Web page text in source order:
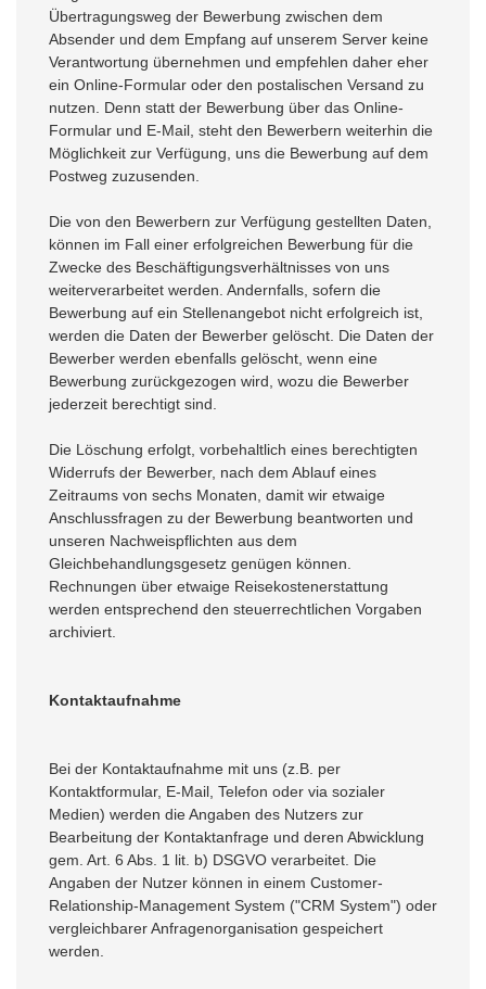
Übertragungsweg der Bewerbung zwischen dem
Absender und dem Empfang auf unserem Server keine
Verantwortung übernehmen und empfehlen daher eher
ein Online-Formular oder den postalischen Versand zu
nutzen. Denn statt der Bewerbung über das Online-
Formular und E-Mail, steht den Bewerbern weiterhin die
Möglichkeit zur Verfügung, uns die Bewerbung auf dem
Postweg zuzusenden.
Die von den Bewerbern zur Verfügung gestellten Daten,
können im Fall einer erfolgreichen Bewerbung für die
Zwecke des Beschäftigungsverhältnisses von uns
weiterverarbeitet werden. Andernfalls, sofern die
Bewerbung auf ein Stellenangebot nicht erfolgreich ist,
werden die Daten der Bewerber gelöscht. Die Daten der
Bewerber werden ebenfalls gelöscht, wenn eine
Bewerbung zurückgezogen wird, wozu die Bewerber
jederzeit berechtigt sind.
Die Löschung erfolgt, vorbehaltlich eines berechtigten
Widerrufs der Bewerber, nach dem Ablauf eines
Zeitraums von sechs Monaten, damit wir etwaige
Anschlussfragen zu der Bewerbung beantworten und
unseren Nachweispflichten aus dem
Gleichbehandlungsgesetz genügen können.
Rechnungen über etwaige Reisekostenerstattung
werden entsprechend den steuerrechtlichen Vorgaben
archiviert.
Kontaktaufnahme
Bei der Kontaktaufnahme mit uns (z.B. per
Kontaktformular, E-Mail, Telefon oder via sozialer
Medien) werden die Angaben des Nutzers zur
Bearbeitung der Kontaktanfrage und deren Abwicklung
gem. Art. 6 Abs. 1 lit. b) DSGVO verarbeitet. Die
Angaben der Nutzer können in einem Customer-
Relationship-Management System ("CRM System") oder
vergleichbarer Anfragenorganisation gespeichert
werden.